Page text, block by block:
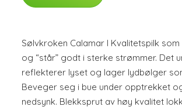
Sølvkroken Calamar I Kvalitetspilk
og “står” godt i sterke strømmer. Det
reflekterer lyset og lager lydbølger
Beveger seg i bue under opptrekket
nedsynk. Blekksprut av høy kvalitet